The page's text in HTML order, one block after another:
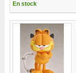
En stock